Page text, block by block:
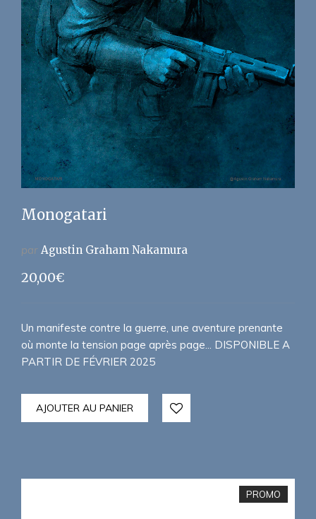
Monogatari
par Agustin Graham Nakamura
20,00€
Un manifeste contre la guerre, une aventure prenante
où monte la tension page après page... DISPONIBLE A
PARTIR DE FÉVRIER 2025
AJOUTER AU PANIER
PROMO